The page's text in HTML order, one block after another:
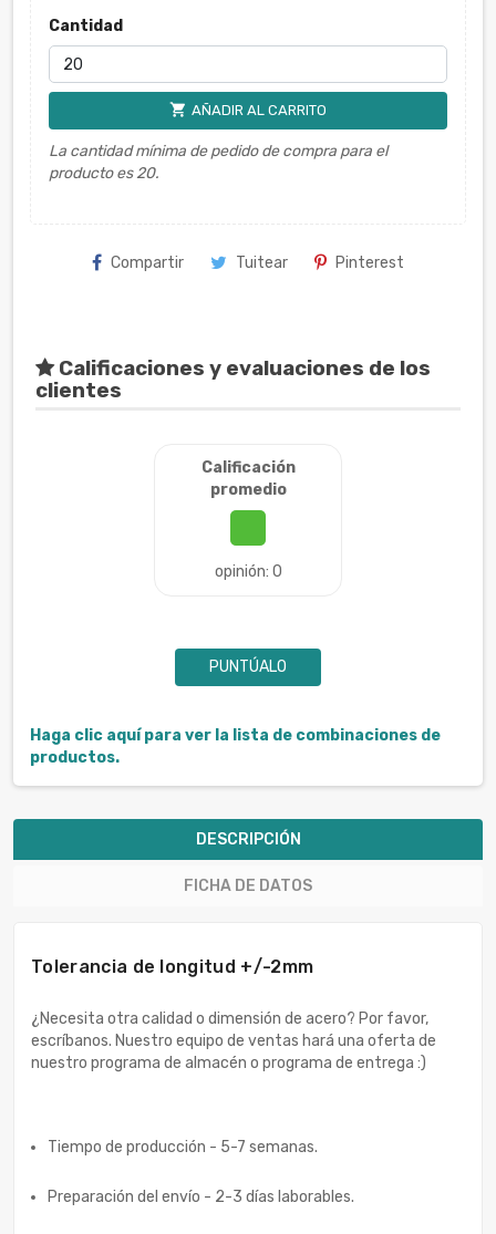
Cantidad
shopping_cart AÑADIR AL CARRITO
La cantidad mínima de pedido de compra para el
producto es 20.
Compartir Tuitear Pinterest
Calificaciones y evaluaciones de los
clientes
Calificación
promedio
opinión: 0
PUNTÚALO
Haga clic aquí para ver la lista de combinaciones de
productos.
DESCRIPCIÓN
FICHA DE DATOS
Tolerancia de longitud +/-2mm
¿Necesita otra calidad o dimensión de acero? Por favor,
escríbanos. Nuestro equipo de ventas hará una oferta de
nuestro programa de almacén o programa de entrega :)
Tiempo de producción - 5-7 semanas.
Preparación del envío - 2-3 días laborables.